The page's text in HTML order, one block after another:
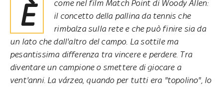
È come nel film Match Point di Woody Allen:
il concetto della pallina da tennis che
rimbalza sulla rete e che può finire sia da
un lato che dall'altro del campo. La sottile ma
pesantissima differenza tra vincere e perdere. Tra
diventare un campione o smettere di giocare a
vent'anni. La várzea, quando per tutti era "topolino", lo